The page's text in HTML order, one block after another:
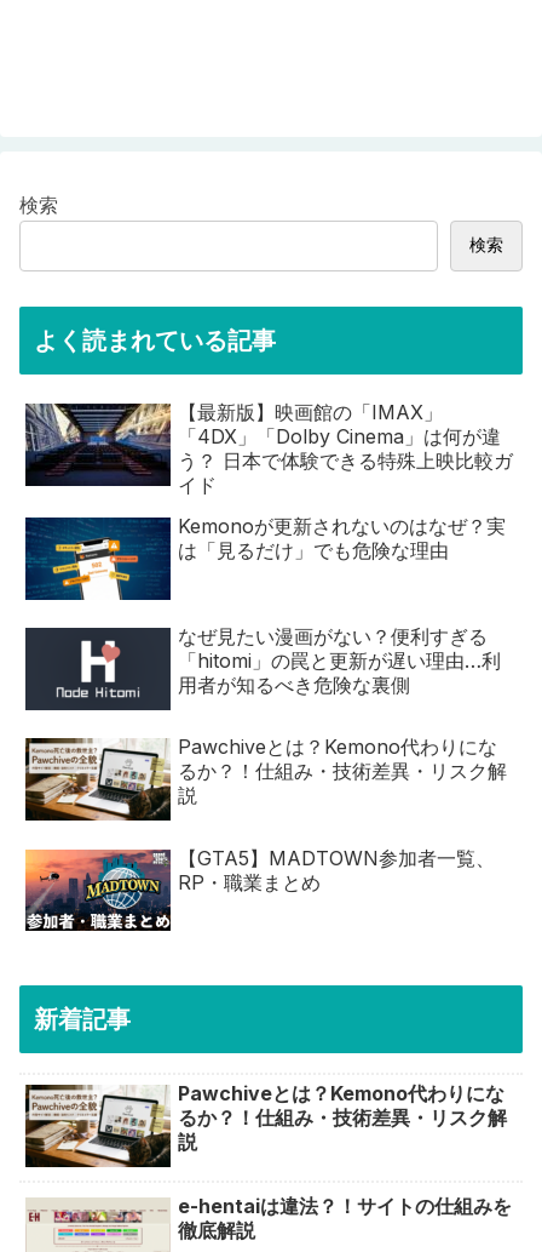
検索
検索
よく読まれている記事
【最新版】映画館の「IMAX」
「4DX」「Dolby Cinema」は何が違
う？ 日本で体験できる特殊上映比較ガ
イド
Kemonoが更新されないのはなぜ？実
は「見るだけ」でも危険な理由
なぜ見たい漫画がない？便利すぎる
「hitomi」の罠と更新が遅い理由…利
用者が知るべき危険な裏側
Pawchiveとは？Kemono代わりにな
るか？！仕組み・技術差異・リスク解
説
【GTA5】MADTOWN参加者一覧、
RP・職業まとめ
新着記事
Pawchiveとは？Kemono代わりにな
るか？！仕組み・技術差異・リスク解
説
e-hentaiは違法？！サイトの仕組みを
徹底解説